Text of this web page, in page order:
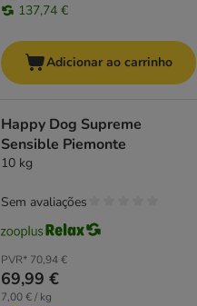
137,74 €
Adicionar ao carrinho
Happy Dog Supreme
Sensible Piemonte
10 kg
PVR* 70,94 €
69,99 €
7,00 € / kg
Sem avaliações